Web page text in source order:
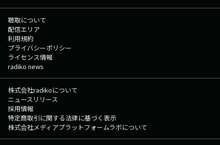
聴取について
配信エリア
利用規約
プライバシーポリシー
ライセンス情報
radiko news
株式会社radikoについて
ニュースリリース
採用情報
特定商取引に関する法律に基づく表示
株式会社メディアプラットフォームラボについて